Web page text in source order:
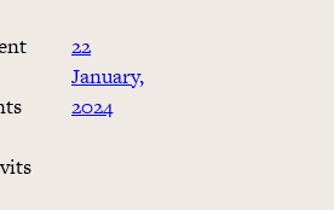
22
January,
2024